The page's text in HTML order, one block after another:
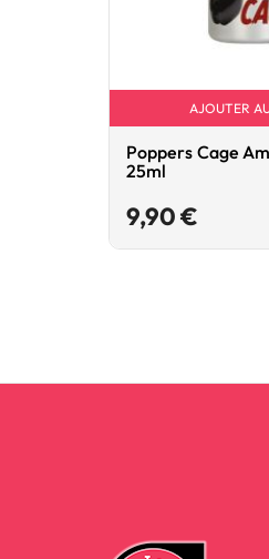
AJOUTER
Poppers Cage
25ml
9,90 €